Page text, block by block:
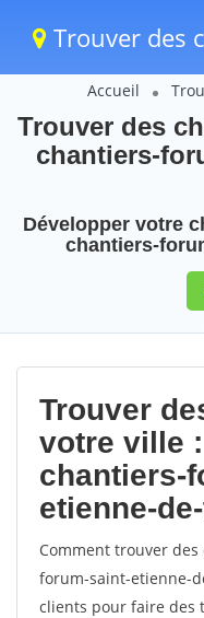
Trouver des
Accueil
Trouver des
chantiers-
Développer votre
chantiers-
Trouver
votre ville
chantiers-
etienne-
Comment trouver
forum-saint-etienne-
clients pour faire des